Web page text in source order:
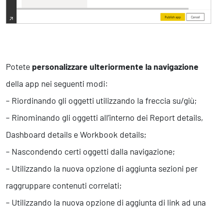
Potete personalizzare ulteriormente la navigazione
della app nei seguenti modi:
– Riordinando gli oggetti utilizzando la freccia su/giù;
– Rinominando gli oggetti all’interno dei Report details,
Dashboard details e Workbook details;
– Nascondendo certi oggetti dalla navigazione;
– Utilizzando la nuova opzione di aggiunta sezioni per
raggruppare contenuti correlati;
– Utilizzando la nuova opzione di aggiunta di link ad una